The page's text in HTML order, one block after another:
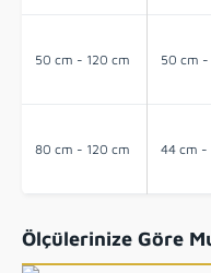
50 cm - 120 cm 50 cm -
80 cm - 120 cm 44 cm -
Ölçülerinize Göre